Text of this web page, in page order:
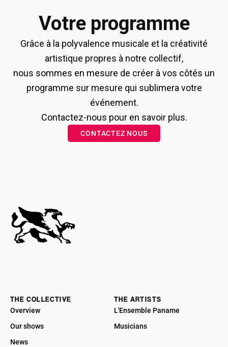
Votre programme
Grâce à la polyvalence musicale et la créativité
artistique propres à notre collectif,
nous sommes en mesure de créer à vos côtés un
programme sur mesure qui sublimera votre
événement.
Contactez-nous pour en savoir plus.
CONTACTEZ NOUS
THE COLLECTIVE
Overview
Our shows
News
THE ARTISTS
L'Ensemble Paname
Musicians